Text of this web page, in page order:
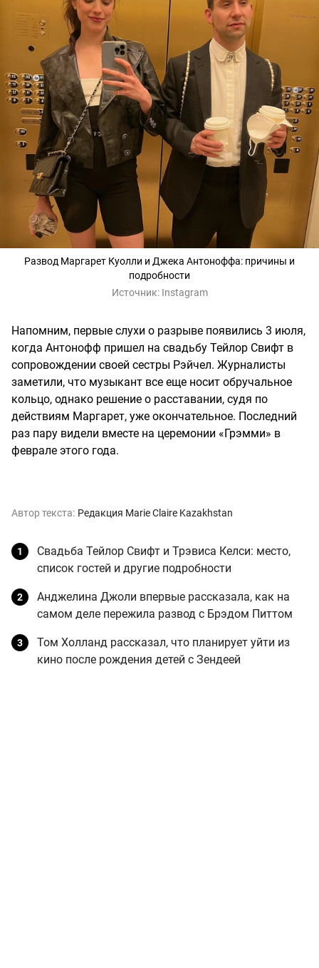
Развод Маргарет Куолли и Джека Антоноффа: причины и
подробности
Источник: Instagram
Напомним, первые слухи о разрыве появились 3 июля,
когда Антонофф пришел на свадьбу Тейлор Свифт в
сопровождении своей сестры Рэйчел. Журналисты
заметили, что музыкант все еще носит обручальное
кольцо, однако решение о расставании, судя по
действиям Маргарет, уже окончательное. Последний
раз пару видели вместе на церемонии «Грэмми» в
феврале этого года.
Автор текста: Редакция Marie Claire Kazakhstan
Свадьба Тейлор Свифт и Трэвиса Келси: место,
список гостей и другие подробности
Анджелина Джоли впервые рассказала, как на
самом деле пережила развод с Брэдом Питтом
Том Холланд рассказал, что планирует уйти из
кино после рождения детей с Зендеей